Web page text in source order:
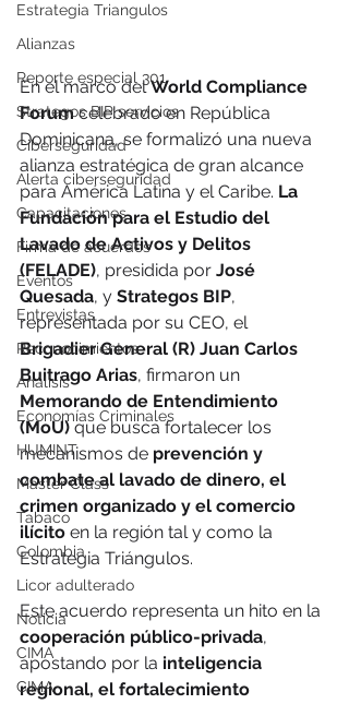
Estrategia Triangulos
Alianzas
Reporte especial 301
Strategos BIP servicios
Ciberseguridad
Alerta ciberseguridad
Capacitaciones
Firma de acuerdos
Eventos
Entrevistas
Reconocimientos
Análisis
Economías Criminales
HUMINT
Master Class
Tabaco
Colombia
Licor adulterado
Noticia
CIMA
CIMA
En el marco del World Compliance
Forum celebrado en República
Dominicana, se formalizó una nueva
alianza estratégica de gran alcance
para América Latina y el Caribe. La
Fundación para el Estudio del
Lavado de Activos y Delitos
(FELADE), presidida por José
Quesada, y Strategos BIP,
representada por su CEO, el
Brigadier General (R) Juan Carlos
Buitrago Arias, firmaron un
Memorando de Entendimiento
(MoU) que busca fortalecer los
mecanismos de prevención y
combate al lavado de dinero, el
crimen organizado y el comercio
ilícito en la región tal y como la
Estrategia Triángulos.
Este acuerdo representa un hito en la
cooperación público-privada,
apostando por la inteligencia
regional, el fortalecimiento